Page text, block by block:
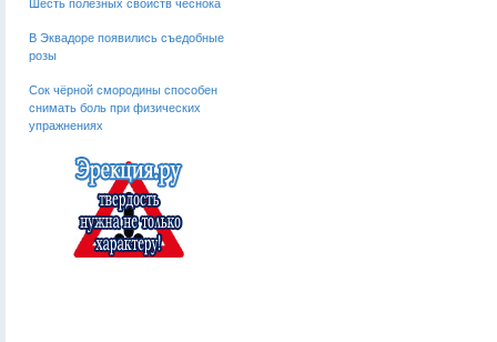
Шесть полезных свойств чеснока
В Эквадоре появились съедобные
розы
Сок чёрной смородины способен
снимать боль при физических
упражнениях